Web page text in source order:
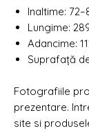
Inaltime:
Lungime:
Adancime:
Suprafață
Fotografiile
prezentare.
site si